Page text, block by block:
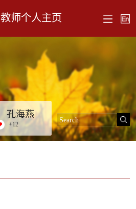
教师个人主页
孔海燕
+12